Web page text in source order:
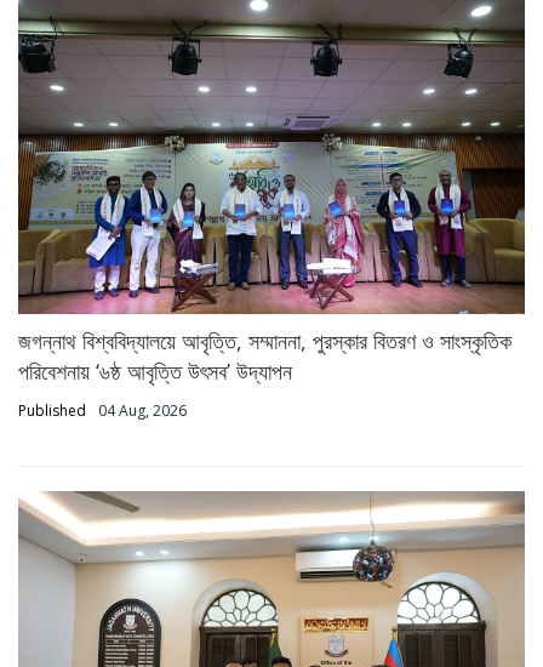
জগন্নাথ বিশ্ববিদ্যালয়ে আবৃত্তি, সম্মাননা, পুরস্কার বিতরণ ও সাংস্কৃতিক
পরিবেশনায় ‘৬ষ্ঠ আবৃত্তি উৎসব’ উদ্‌যাপন
Published 04 Aug, 2026